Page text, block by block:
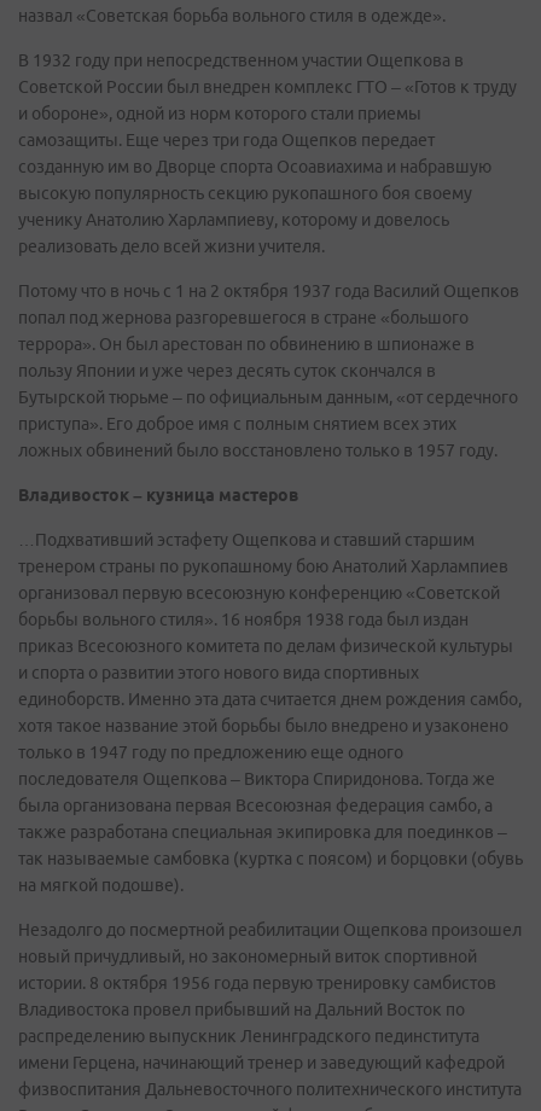
назвал «Советская борьба вольного стиля в одежде».
В 1932 году при непосредственном участии Ощепкова в
Советской России был внедрен комплекс ГТО – «Готов к труду
и обороне», одной из норм которого стали приемы
самозащиты. Еще через три года Ощепков передает
созданную им во Дворце спорта Осоавиахима и набравшую
высокую популярность секцию рукопашного боя своему
ученику Анатолию Харлампиеву, которому и довелось
реализовать дело всей жизни учителя.
Потому что в ночь с 1 на 2 октября 1937 года Василий Ощепков
попал под жернова разгоревшегося в стране «большого
террора». Он был арестован по обвинению в шпионаже в
пользу Японии и уже через десять суток скончался в
Бутырской тюрьме – по официальным данным, «от сердечного
приступа». Его доброе имя с полным снятием всех этих
ложных обвинений было восстановлено только в 1957 году.
Владивосток – кузница мастеров
…Подхвативший эстафету Ощепкова и ставший старшим
тренером страны по рукопашному бою Анатолий Харлампиев
организовал первую всесоюзную конференцию «Советской
борьбы вольного стиля». 16 ноября 1938 года был издан
приказ Всесоюзного комитета по делам физической культуры
и спорта о развитии этого нового вида спортивных
единоборств. Именно эта дата считается днем рождения самбо,
хотя такое название этой борьбы было внедрено и узаконено
только в 1947 году по предложению еще одного
последователя Ощепкова – Виктора Спиридонова. Тогда же
была организована первая Всесоюзная федерация самбо, а
также разработана специальная экипировка для поединков –
так называемые самбовка (куртка с поясом) и борцовки (обувь
на мягкой подошве).
Незадолго до посмертной реабилитации Ощепкова произошел
новый причудливый, но закономерный виток спортивной
истории. 8 октября 1956 года первую тренировку самбистов
Владивостока провел прибывший на Дальний Восток по
распределению выпускник Ленинградского пединститута
имени Герцена, начинающий тренер и заведующий кафедрой
физвоспитания Дальневосточного политехнического института